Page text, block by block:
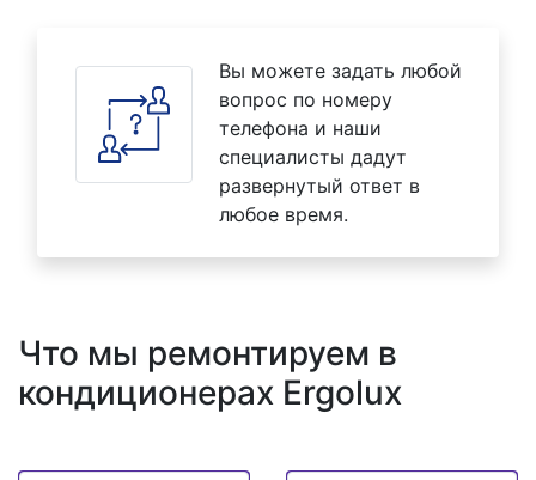
Вы можете задать любой
вопрос по номеру
телефона и наши
специалисты дадут
развернутый ответ в
любое время.
Что мы ремонтируем в
кондиционерах Ergolux